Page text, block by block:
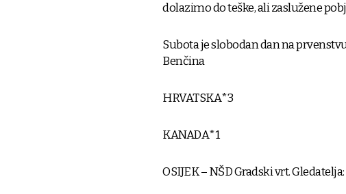
dolazimo do teške, ali zaslužene
Subota je slobodan dan na
Benčina
HRVATSKA*3
KANADA*1
OSIJEK – NŠD Gradski vrt.